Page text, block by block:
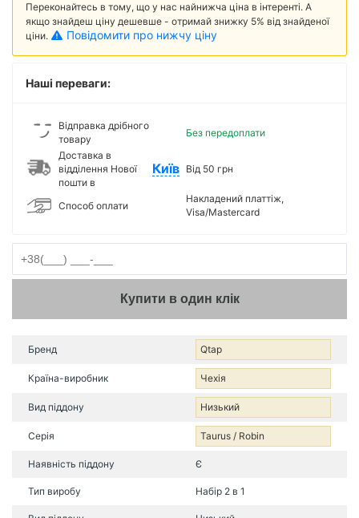
Переконайтесь в тому, що у нас найнижча ціна в інтеренті. А
якщо знайдеш ціну дешевше - отримай знижку 5% від знайденої
ціни.
Повідомити про нижчу ціну
Наші переваги:
Відправка дрібного
товару
Без передоплати
Доставка в
відділення Нової
пошти в
Київ Від 50 грн
Способ оплати
Накладений платтіж,
Visa/Mastercard
Купити в один клік
Бренд Qtap
Країна-виробник Чехія
Вид піддону Низький
Серія Taurus / Robin
Наявність піддону Є
Тип виробу Набір 2 в 1